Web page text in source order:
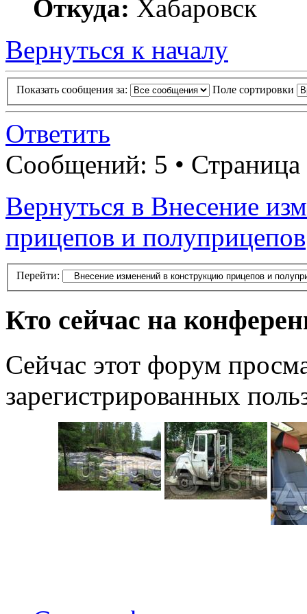
Откуда: Хабаровск
Вернуться к началу
Показать сообщения за: Поле сортировки
Ответить
Сообщений: 5 • Страница
Вернуться в Внесение
прицепов и полуприцепов
Перейти:
Кто сейчас на
Сейчас этот форум
зарегистрированных